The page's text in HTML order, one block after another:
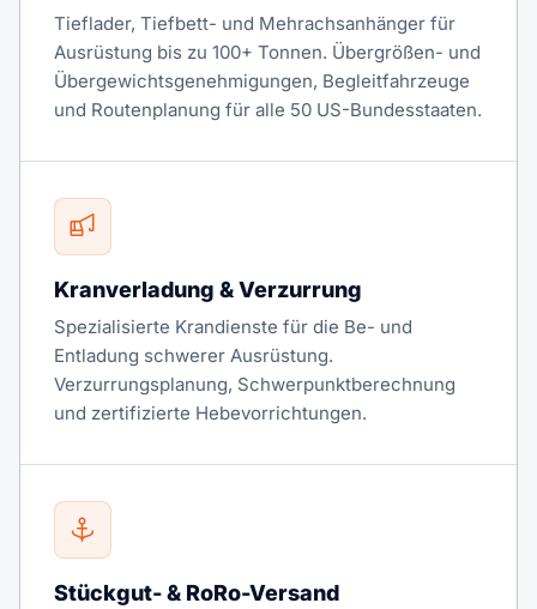
Tieflader, Tiefbett- und Mehrachsanhänger für
Ausrüstung bis zu 100+ Tonnen. Übergrößen- und
Übergewichtsgenehmigungen, Begleitfahrzeuge
und Routenplanung für alle 50 US-Bundesstaaten.
Kranverladung & Verzurrung
Spezialisierte Krandienste für die Be- und
Entladung schwerer Ausrüstung.
Verzurrungsplanung, Schwerpunktberechnung
und zertifizierte Hebevorrichtungen.
Stückgut- & RoRo-Versand